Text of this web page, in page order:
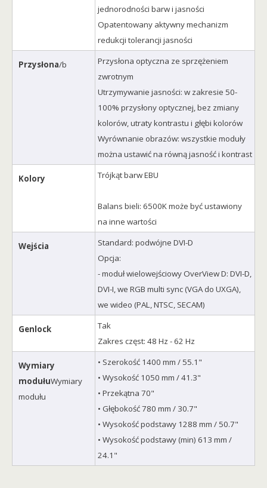
jednorodności barw i jasności
Opatentowany aktywny mechanizm
redukcji tolerancji jasności
Przysłona/b
Przysłona optyczna ze sprzężeniem
zwrotnym
Utrzymywanie jasności: w zakresie 50-
100% przysłony optycznej, bez zmiany
kolorów, utraty kontrastu i głębi kolorów
Wyrównanie obrazów: wszystkie moduły
można ustawić na równą jasność i kontrast
Kolory Trójkąt barw EBU
Balans bieli: 6500K może być ustawiony
na inne wartości
Wejścia
Standard: podwójne DVI-D
Opcja:
- moduł wielowejściowy OverView D: DVI-D,
DVI-I, we RGB multi sync (VGA do UXGA),
we wideo (PAL, NTSC, SECAM)
Genlock
Tak
Zakres częst: 48 Hz - 62 Hz
Wymiary
modułuWymiary
modułu
• Szerokość 1400 mm / 55.1"
• Wysokość 1050 mm / 41.3"
• Przekątna 70"
• Głębokość 780 mm / 30.7"
• Wysokość podstawy 1288 mm / 50.7"
• Wysokość podstawy (min) 613 mm /
24.1"